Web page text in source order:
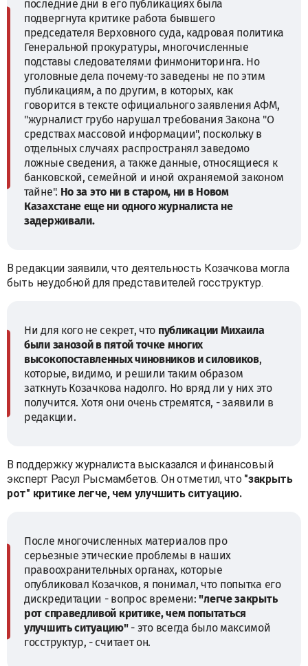
последние дни в его публикациях была
подвергнута критике работа бывшего
председателя Верховного суда, кадровая политика
Генеральной прокуратуры, многочисленные
подставы следователями финмониторинга. Но
уголовные дела почему-то заведены не по этим
публикациям, а по другим, в которых, как
говорится в тексте официального заявления АФМ,
"журналист грубо нарушал требования Закона "О
средствах массовой информации", поскольку в
отдельных случаях распространял заведомо
ложные сведения, а также данные, относящиеся к
банковской, семейной и иной охраняемой законом
тайне". Но за это ни в старом, ни в Новом
Казахстане еще ни одного журналиста не
задерживали.
В редакции заявили, что деятельность Козачкова могла
быть неудобной для представителей госструктур.
Ни для кого не секрет, что публикации Михаила
были занозой в пятой точке многих
высокопоставленных чиновников и силовиков,
которые, видимо, и решили таким образом
заткнуть Козачкова надолго. Но вряд ли у них это
получится. Хотя они очень стремятся, - заявили в
редакции.
В поддержку журналиста высказался и финансовый
эксперт Расул Рысмамбетов. Он отметил, что "закрыть
рот" критике легче, чем улучшить ситуацию.
После многочисленных материалов про
серьезные этические проблемы в наших
правоохранительных органах, которые
опубликовал Козачков, я понимал, что попытка его
дискредитации - вопрос времени:"легче закрыть
рот справедливой критике, чем попытаться
улучшить ситуацию" - это всегда было максимой
госструктур, - считает он.